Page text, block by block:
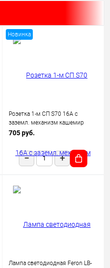
Новинка
Розетка 1-м СП S70 16А с
заземл. механизм кашемир
Voltum VLS040103
705 руб.
Лампа светодиодная Feron LB-